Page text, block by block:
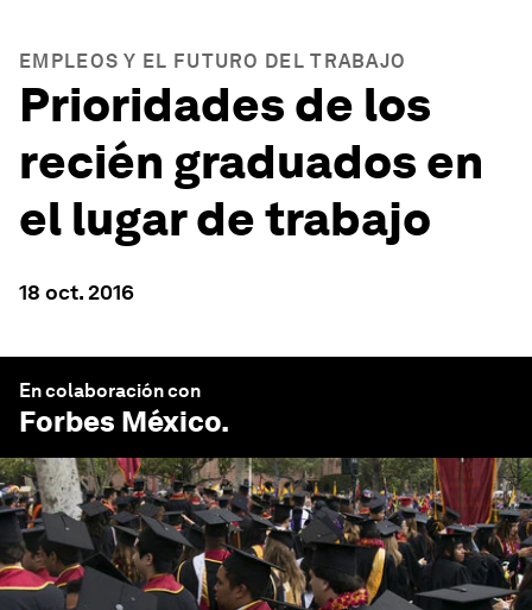
EMPLEOS Y EL FUTURO DEL TRABAJO
Prioridades de los
recién graduados en
el lugar de trabajo
18 oct. 2016
En colaboración con
Forbes México.